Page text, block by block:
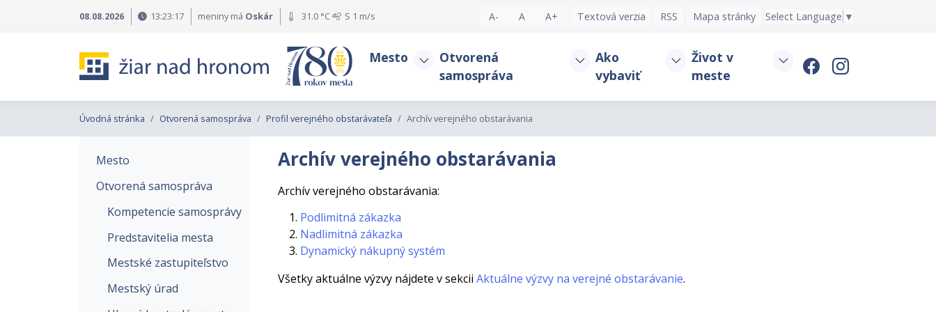
Preskočiť na hlavné menu
08.08.2026 13:23:18 meniny má Oskár 31.0 °C S 1 m/s A- A A+ Textová verzia RSS Mapa stránky Select Language ▼
Mesto
Otvorená
samospráva
Ako
vybaviť
Život v
meste
Úvodná stránka Otvorená samospráva Profil verejného obstarávateľa Archív verejného obstarávania
Mesto
Otvorená samospráva
Kompetencie samosprávy
Predstavitelia mesta
Mestské zastupiteľstvo
Mestský úrad
Archív verejného obstarávania
Archív verejného obstarávania:
Podlimitná zákazka
Nadlimitná zákazka
Dynamický nákupný systém
Všetky aktuálne výzvy nájdete v sekcii Aktuálne výzvy na verejné obstarávanie.